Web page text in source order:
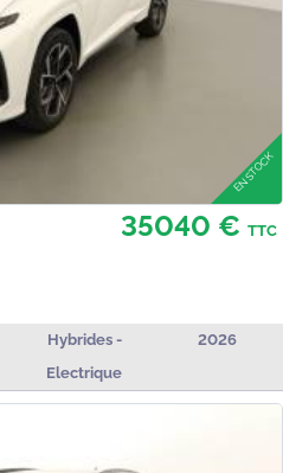
35040 € TTC
Hybrides -
Electrique
2026